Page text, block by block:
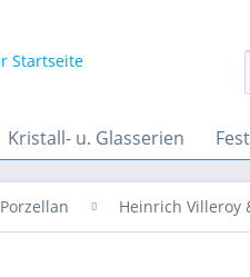
Kristall- u. Glasserien
Porzellan Heinrich Villeroy